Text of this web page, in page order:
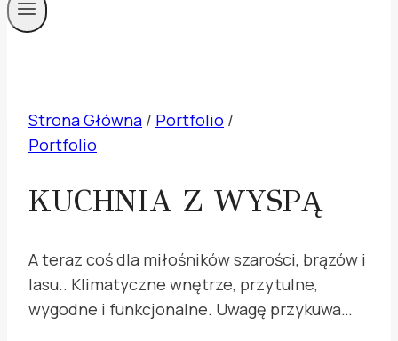
Strona Główna / Portfolio /
Portfolio
KUCHNIA Z WYSPĄ
A teraz coś dla miłośników szarości, brązów i
lasu.. Klimatyczne wnętrze, przytulne,
wygodne i funkcjonalne. Uwagę przykuwa…